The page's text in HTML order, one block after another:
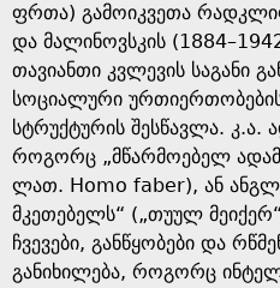
ფრთა) გამოიკვეთა
და მალინოვსკის
თავიანთი კვლევის საგანი
სოციალური
სტრუქტურის შესწავლა. კ.ა.
როგორც „მწარმოებელ
ლათ. Homo faber), ან
მკეთებელს“ („თუულ
ჩვევები, განწყობები და
განიხილება, როგორც